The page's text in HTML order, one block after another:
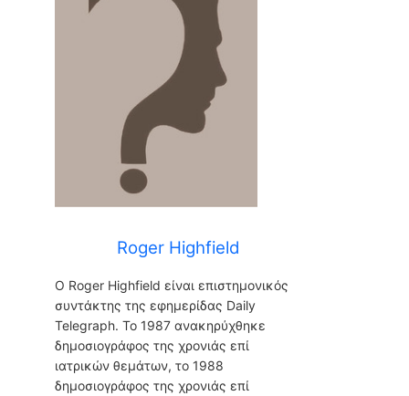
Roger Highfield
Ο Roger Highfield είναι επιστημονικός
συντάκτης της εφημερίδας Daily
Telegraph. Το 1987 ανακηρύχθηκε
δημοσιογράφος της χρονιάς επί
ιατρικών θεμάτων, το 1988
δημοσιογράφος της χρονιάς επί